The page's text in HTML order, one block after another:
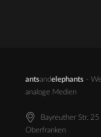
antsandelephants -
analoge Medien
Bayreuther Str.
Oberfranken